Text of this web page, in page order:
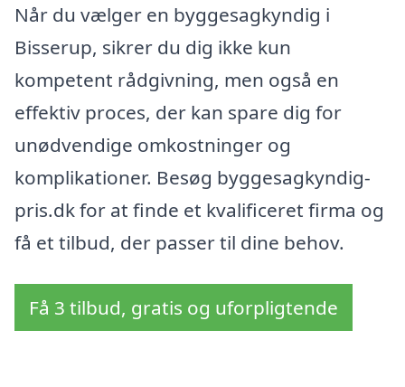
Når du vælger en byggesagkyndig i
Bisserup, sikrer du dig ikke kun
kompetent rådgivning, men også en
effektiv proces, der kan spare dig for
unødvendige omkostninger og
komplikationer. Besøg byggesagkyndig-
pris.dk for at finde et kvalificeret firma og
få et tilbud, der passer til dine behov.
Få 3 tilbud, gratis og uforpligtende